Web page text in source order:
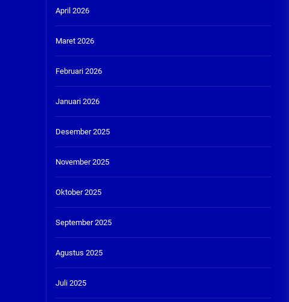
April 2026
Maret 2026
Februari 2026
Januari 2026
Desember 2025
November 2025
Oktober 2025
September 2025
Agustus 2025
Juli 2025